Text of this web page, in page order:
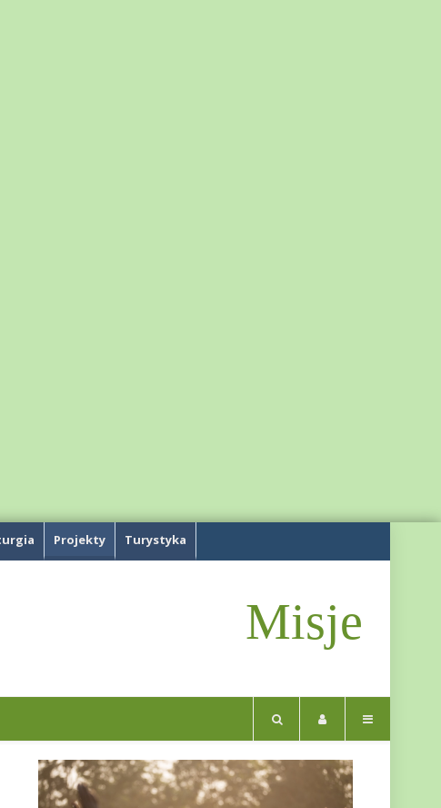
Projekty Turystyka
Misje